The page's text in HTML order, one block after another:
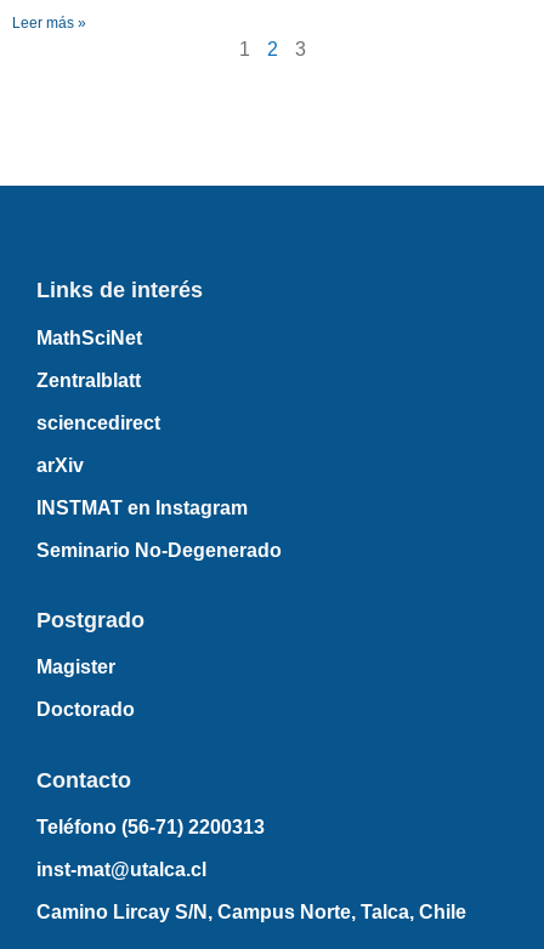
Leer más »
1 2 3
Links de interés
MathSciNet
Zentralblatt
sciencedirect
arXiv
INSTMAT en Instagram
Seminario No-Degenerado
Postgrado
Magister
Doctorado
Contacto
Teléfono (56-71) 2200313
inst-mat@utalca.cl
Camino Lircay S/N, Campus Norte, Talca, Chile